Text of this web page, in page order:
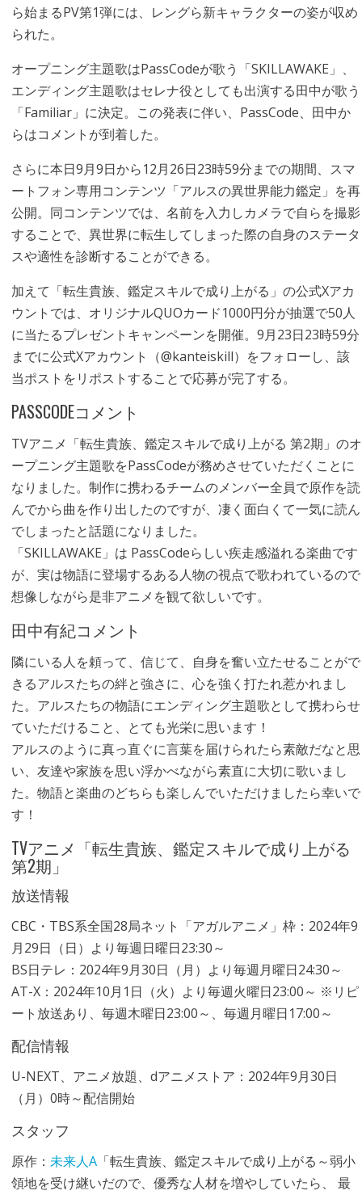
ら始まるPV第1弾には、レングら新キャラクターの姿が収め
られた。
オープニング主題歌はPassCodeが歌う「SKILLAWAKE」、
エンディング主題歌はセレナ役としても出演する田中が歌う
「Familiar」に決定。この発表に伴い、PassCode、田中か
らはコメントが到着した。
さらに本日9月9日から12月26日23時59分までの期間、スマ
ートフォン専用コンテンツ「アルスの異世界能力鑑定」を再
公開。同コンテンツでは、名前を入力しカメラで自らを撮影
することで、異世界に転生してしまった際の自身のステータ
スや適性を診断することができる。
加えて「転生貴族、鑑定スキルで成り上がる」の公式Xアカ
ウントでは、オリジナルQUOカード1000円分が抽選で50人
に当たるプレゼントキャンペーンを開催。9月23日23時59分
までに公式Xアカウント（@kanteiskill）をフォローし、該
当ポストをリポストすることで応募が完了する。
PASSCODEコメント
TVアニメ 「転生貴族、鑑定スキルで成り上がる 第2期」 のオ
ープニング主題歌をPassCodeが務めさせていただくことに
なりました。制作に携わるチームのメンバー全員で原作を読
んでから曲を作り出したのですが、凄く面白くて一気に読ん
でしまったと話題になりました。
「SKILLAWAKE」は PassCodeらしい疾走感溢れる楽曲です
が、実は物語に登場するある人物の視点で歌われているので
想像しながら是非アニメを観て欲しいです。
田中有紀コメント
隣にいる人を頼って、信じて、自身を奮い立たせることがで
きるアルスたちの絆と強さに、心を強く打たれ惹かれまし
た。アルスたちの物語にエンディング主題歌として携わらせ
ていただけること、とても光栄に思います！
アルスのように真っ直ぐに言葉を届けられたら素敵だなと思
い、友達や家族を思い浮かべながら素直に大切に歌いまし
た。物語と楽曲のどちらも楽しんでいただけましたら幸いで
す！
TVアニメ「転生貴族、鑑定スキルで成り上がる
第2期」
放送情報
CBC・TBS系全国28局ネット「アガルアニメ」枠：2024年9
月29日（日）より毎週日曜日23:30～
BS日テレ：2024年9月30日（月）より毎週月曜日24:30～
AT-X：2024年10月1日（火）より毎週火曜日23:00～ ※リピ
ート放送あり、毎週木曜日23:00～、毎週月曜日17:00～
配信情報
U-NEXT、アニメ放題、dアニメストア：2024年9月30日
（月）0時～配信開始
スタッフ
原作： 未来人A「転生貴族、鑑定スキルで成り上がる～弱小
領地を受け継いだので、優秀な人材を増やしていたら、 最